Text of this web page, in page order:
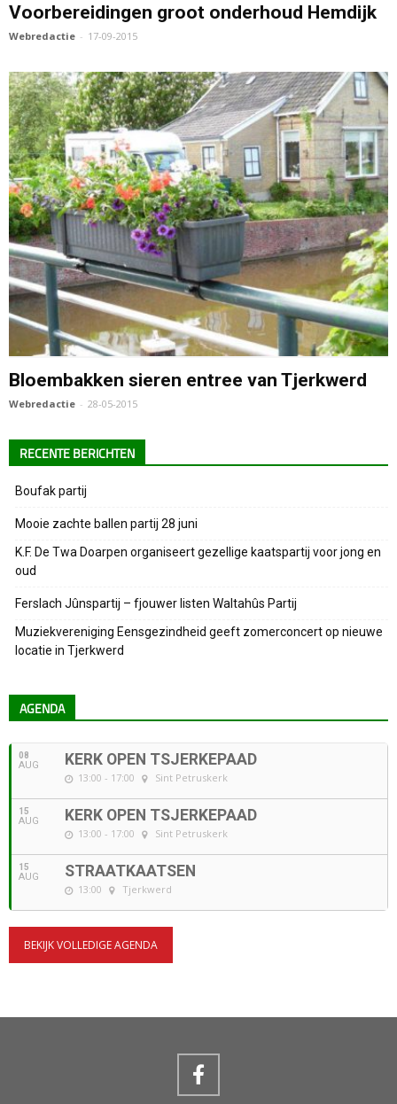
Voorbereidingen groot onderhoud Hemdijk
Webredactie - 17-09-2015
Bloembakken sieren entree van Tjerkwerd
Webredactie - 28-05-2015
RECENTE BERICHTEN
Boufak partij
Mooie zachte ballen partij 28 juni
K.F. De Twa Doarpen organiseert gezellige kaatspartij voor jong en
oud
Ferslach Jûnspartij – fjouwer listen Waltahûs Partij
Muziekvereniging Eensgezindheid geeft zomerconcert op nieuwe
locatie in Tjerkwerd
AGENDA
08
AUG KERK OPEN TSJERKEPAAD
13:00 - 17:00 Sint Petruskerk
15
AUG KERK OPEN TSJERKEPAAD
13:00 - 17:00 Sint Petruskerk
15
AUG STRAATKAATSEN
13:00 Tjerkwerd
BEKIJK VOLLEDIGE AGENDA